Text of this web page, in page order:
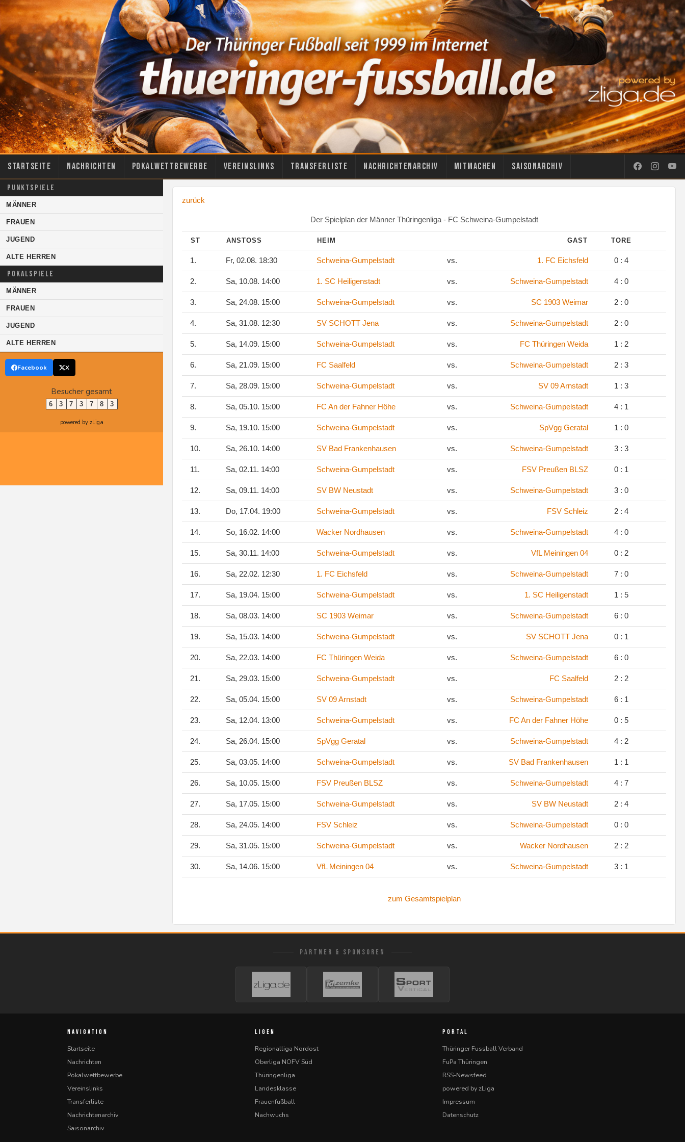
Startseite Nachrichten Pokalwettbewerbe Vereinslinks Transferliste Nachrichtenarchiv Mitmachen Saisonarchiv
PUNKTSPIELE
MÄNNER
FRAUEN
JUGEND
ALTE HERREN
POKALSPIELE
MÄNNER
FRAUEN
JUGEND
ALTE HERREN
Facebook X
Besucher gesamt
6 3 7 3 7 8 3
powered by zLiga
zurück
Der Spielplan der Männer Thüringenliga - FC Schweina-Gumpelstadt
ST ANSTOSS HEIM GAST TORE
1. Fr, 02.08. 18:30 Schweina-Gumpelstadt vs. 1. FC Eichsfeld 0 : 4
2. Sa, 10.08. 14:00 1. SC Heiligenstadt vs. Schweina-Gumpelstadt 4 : 0
3. Sa, 24.08. 15:00 Schweina-Gumpelstadt vs. SC 1903 Weimar 2 : 0
4. Sa, 31.08. 12:30 SV SCHOTT Jena vs. Schweina-Gumpelstadt 2 : 0
5. Sa, 14.09. 15:00 Schweina-Gumpelstadt vs. FC Thüringen Weida 1 : 2
6. Sa, 21.09. 15:00 FC Saalfeld vs. Schweina-Gumpelstadt 2 : 3
7. Sa, 28.09. 15:00 Schweina-Gumpelstadt vs. SV 09 Arnstadt 1 : 3
8. Sa, 05.10. 15:00 FC An der Fahner Höhe vs. Schweina-Gumpelstadt 4 : 1
9. Sa, 19.10. 15:00 Schweina-Gumpelstadt vs. SpVgg Geratal 1 : 0
10. Sa, 26.10. 14:00 SV Bad Frankenhausen vs. Schweina-Gumpelstadt 3 : 3
11. Sa, 02.11. 14:00 Schweina-Gumpelstadt vs. FSV Preußen BLSZ 0 : 1
12. Sa, 09.11. 14:00 SV BW Neustadt vs. Schweina-Gumpelstadt 3 : 0
13. Do, 17.04. 19:00 Schweina-Gumpelstadt vs. FSV Schleiz 2 : 4
14. So, 16.02. 14:00 Wacker Nordhausen vs. Schweina-Gumpelstadt 4 : 0
15. Sa, 30.11. 14:00 Schweina-Gumpelstadt vs. VfL Meiningen 04 0 : 2
16. Sa, 22.02. 12:30 1. FC Eichsfeld vs. Schweina-Gumpelstadt 7 : 0
17. Sa, 19.04. 15:00 Schweina-Gumpelstadt vs. 1. SC Heiligenstadt 1 : 5
18. Sa, 08.03. 14:00 SC 1903 Weimar vs. Schweina-Gumpelstadt 6 : 0
19. Sa, 15.03. 14:00 Schweina-Gumpelstadt vs. SV SCHOTT Jena 0 : 1
20. Sa, 22.03. 14:00 FC Thüringen Weida vs. Schweina-Gumpelstadt 6 : 0
21. Sa, 29.03. 15:00 Schweina-Gumpelstadt vs. FC Saalfeld 2 : 2
22. Sa, 05.04. 15:00 SV 09 Arnstadt vs. Schweina-Gumpelstadt 6 : 1
23. Sa, 12.04. 13:00 Schweina-Gumpelstadt vs. FC An der Fahner Höhe 0 : 5
24. Sa, 26.04. 15:00 SpVgg Geratal vs. Schweina-Gumpelstadt 4 : 2
25. Sa, 03.05. 14:00 Schweina-Gumpelstadt vs. SV Bad Frankenhausen 1 : 1
26. Sa, 10.05. 15:00 FSV Preußen BLSZ vs. Schweina-Gumpelstadt 4 : 7
27. Sa, 17.05. 15:00 Schweina-Gumpelstadt vs. SV BW Neustadt 2 : 4
28. Sa, 24.05. 14:00 FSV Schleiz vs. Schweina-Gumpelstadt 0 : 0
29. Sa, 31.05. 15:00 Schweina-Gumpelstadt vs. Wacker Nordhausen 2 : 2
30. Sa, 14.06. 15:00 VfL Meiningen 04 vs. Schweina-Gumpelstadt 3 : 1
zum Gesamtspielplan
PARTNER & SPONSOREN
NAVIGATION
Startseite
Nachrichten
Pokalwettbewerbe
Vereinslinks
Transferliste
Nachrichtenarchiv
Saisonarchiv
LIGEN
Regionalliga Nordost
Oberliga NOFV Süd
Thüringenliga
Landesklasse
Frauenfußball
Nachwuchs
PORTAL
Thüringer Fussball Verband
FuPa Thüringen
RSS-Newsfeed
powered by zLiga
Impressum
Datenschutz